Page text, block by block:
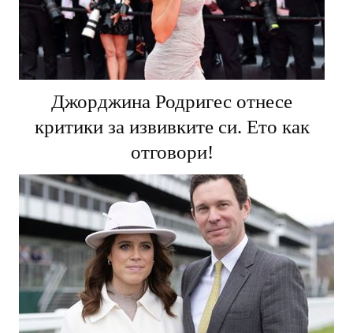
Джорджина Родригес отнесе
критики за извивките си. Ето как
отговори!